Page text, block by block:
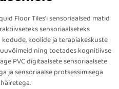
Floor Tiles'i sensoriaalsed matid
sensoriaalseteks
koolide ja terapiakeskuste
ning toetades kognitiivse
PVC digitaalsete sensoriaalsete
ja sensoriaalse protsessimisega